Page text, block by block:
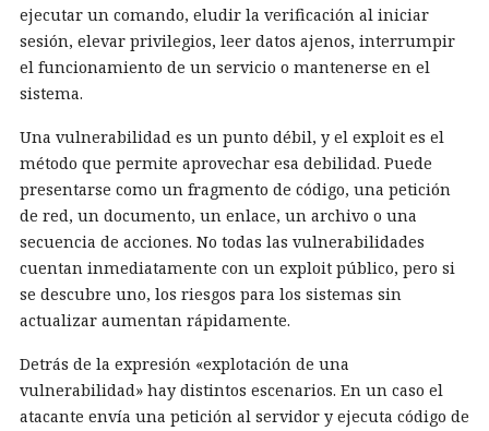
ejecutar un comando, eludir la verificación al iniciar
sesión, elevar privilegios, leer datos ajenos, interrumpir
el funcionamiento de un servicio o mantenerse en el
sistema.
Una vulnerabilidad es un punto débil, y el exploit es el
método que permite aprovechar esa debilidad. Puede
presentarse como un fragmento de código, una petición
de red, un documento, un enlace, un archivo o una
secuencia de acciones. No todas las vulnerabilidades
cuentan inmediatamente con un exploit público, pero si
se descubre uno, los riesgos para los sistemas sin
actualizar aumentan rápidamente.
Detrás de la expresión «explotación de una
vulnerabilidad» hay distintos escenarios. En un caso el
atacante envía una petición al servidor y ejecuta código de